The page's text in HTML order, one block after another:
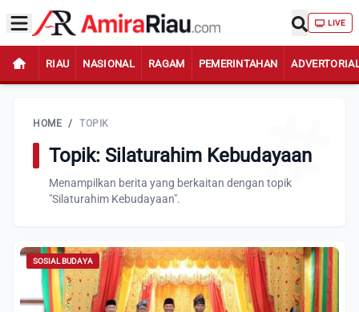
LIVE
RIAU NASIONAL RAGAM PEMERINTAHAN
HOME / TOPIK
Topik: Silaturahim Kebudayaan
Menampilkan berita yang berkaitan dengan topik
"Silaturahim Kebudayaan".
SOSIAL BUDAYA